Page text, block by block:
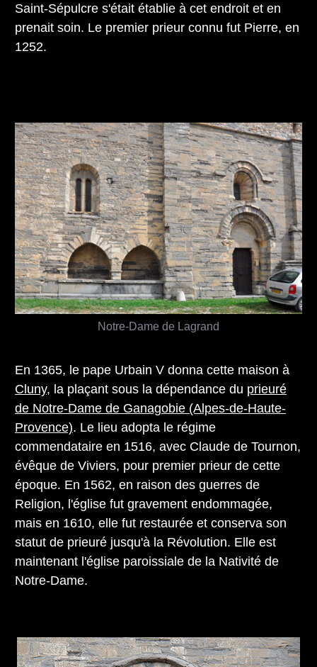
Saint-Sépulcre s'était établie à cet endroit et en
prenait soin. Le premier prieur connu fut Pierre, en
1252.
Notre-Dame de Lagrand
En 1365, le pape Urbain V donna cette maison à
Cluny, la plaçant sous la dépendance du prieuré
de Notre-Dame de Ganagobie (Alpes-de-Haute-
Provence). Le lieu adopta le régime
commendataire en 1516, avec Claude de Tournon,
évêque de Viviers, pour premier prieur de cette
époque. En 1562, en raison des guerres de
Religion, l'église fut gravement endommagée,
mais en 1610, elle fut restaurée et conserva son
statut de prieuré jusqu'à la Révolution. Elle est
maintenant l'église paroissiale de la Nativité de
Notre-Dame.